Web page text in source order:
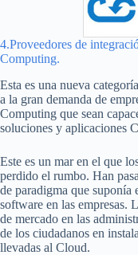
4.Proveedores de
Computing.
Esta es una nueva
a la gran demanda de
Computing que sean
soluciones y aplicaciones
Este es un mar en el que
perdido el rumbo. Han
de paradigma que
software en las empresas.
de mercado en las
de los ciudadanos en
llevadas al Cloud.